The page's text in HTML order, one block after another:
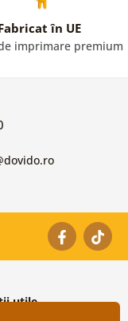
în UE
imprimare premium
utile